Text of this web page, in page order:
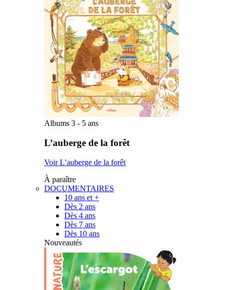
Albums 3 - 5 ans
L’auberge de la forêt
Voir L’auberge de la forêt
À paraître
DOCUMENTAIRES
10 ans et +
Dès 2 ans
Dès 4 ans
Dès 7 ans
Dès 10 ans
Nouveautés